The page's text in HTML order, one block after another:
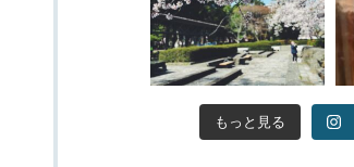
もっと見る